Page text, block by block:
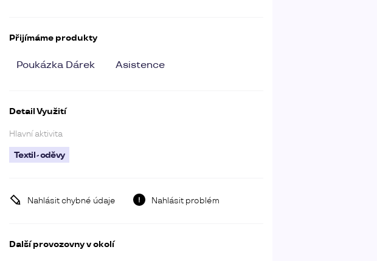
Přijímáme produkty
Poukázka Dárek Asistence
Detail Využití
Hlavní aktivita
Textil - oděvy
Nahlásit chybné údaje Nahlásit problém
Další provozovny v okolí